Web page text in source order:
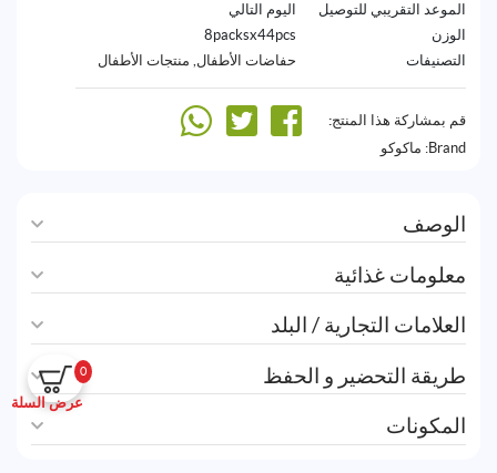
0
عرض السلة
الموعد التقريبي للتوصيل
اليوم التالي
الوزن
8packsx44pcs
التصنيفات
حفاضات الأطفال, منتجات الأطفال
قم بمشاركة هذا المنتج:
Brand: ماكوكو
الوصف
معلومات غذائية
العلامات التجارية / البلد
طريقة التحضير و الحفظ
المكونات